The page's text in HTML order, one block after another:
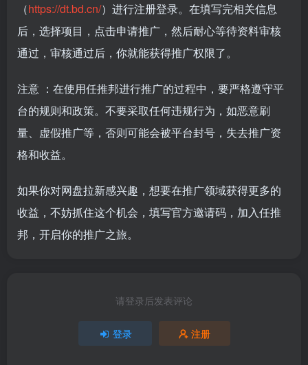
（https://dt.bd.cn/）进行注册登录。在填写完相关信息
后，选择项目，点击申请推广，然后耐心等待资料审核
通过，审核通过后，你就能获得推广权限了。
注意 ：在使用任推邦进行推广的过程中，要严格遵守平
台的规则和政策。不要采取任何违规行为，如恶意刷
量、虚假推广等，否则可能会被平台封号，失去推广资
格和收益。
如果你对网盘拉新感兴趣，想要在推广领域获得更多的
收益，不妨抓住这个机会，填写官方邀请码，加入任推
邦，开启你的推广之旅。
请登录后发表评论
登录 注册